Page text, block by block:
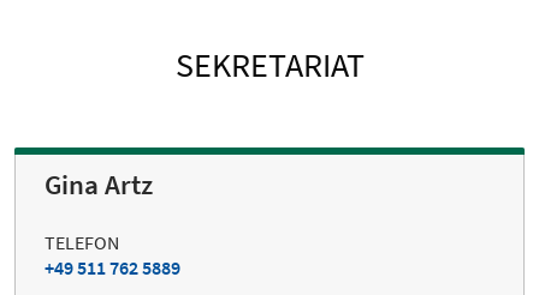
SEKRETARIAT
Gina Artz
TELEFON
+49 511 762 5889